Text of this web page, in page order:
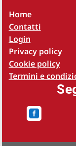
Home
Contatti
Login
Privacy policy
Cookie policy
Termini e
